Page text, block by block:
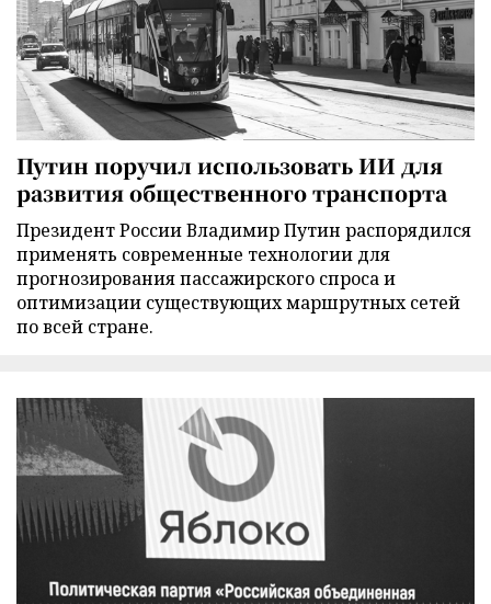
Путин поручил использовать ИИ для
развития общественного транспорта
Президент России Владимир Путин распорядился
применять современные технологии для
прогнозирования пассажирского спроса и
оптимизации существующих маршрутных сетей
по всей стране.